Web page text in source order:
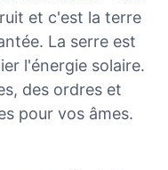
et c'est la terre
La serre est
l'énergie solaire.
des ordres et
pour vos âmes.